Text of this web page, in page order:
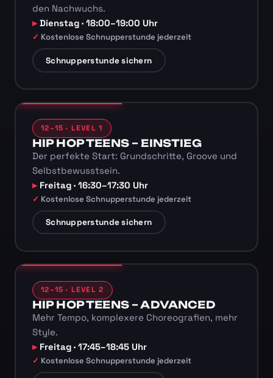
den Nachwuchs.
Dienstag · 18:00–19:00 Uhr
Kostenlose Schnupperstunde jederzeit
Schnupperstunde sichern
12–15 · LEVEL 1
HIP HOP TEENS – EINSTIEG
Der perfekte Start: Grundschritte, Groove und
Selbstbewusstsein.
Freitag · 16:30–17:30 Uhr
Kostenlose Schnupperstunde jederzeit
Schnupperstunde sichern
12–15 · LEVEL 2
HIP HOP TEENS – ADVANCED
Mehr Tempo, komplexere Choreografien, mehr
Style.
Freitag · 17:45–18:45 Uhr
Kostenlose Schnupperstunde jederzeit